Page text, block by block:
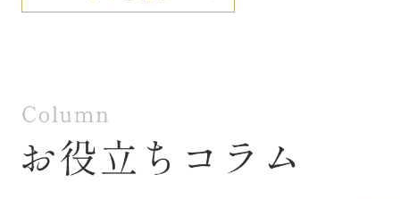
不動産の購入・売却・賃貸・賃貸管理・リフォ
１０年以上のキャリアがある地域の物件情報に詳
しいスタッフが対応しますので、ご安心くださ
い。
京都で不動産をお探しの方、住み替えや買い替え
をご検討中の方は、ぜひ一度ご相談ください。